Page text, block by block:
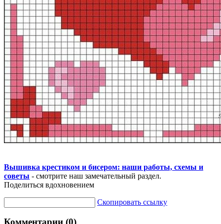
Вышивка крестиком и бисером: наши работы, схемы и
советы - смотрите наш замечательный раздел.
Поделиться вдохновением
Скопировать ссылку